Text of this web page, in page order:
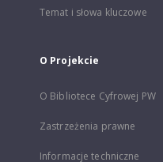
Temat i słowa kluczowe
O Projekcie
O Bibliotece Cyfrowej PW
Zastrzeżenia prawne
Informacje techniczne